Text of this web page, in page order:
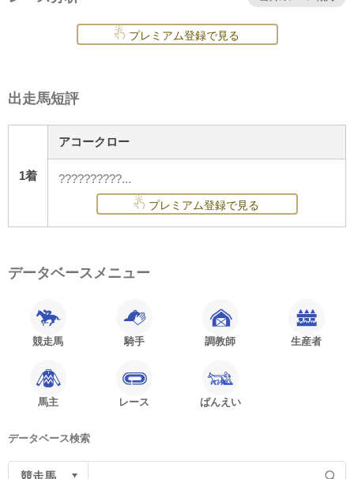
プレミアム登録で見る
出走馬短評
1着
アコークロー
??????????...
プレミアム登録で見る
データベースメニュー
競走馬 騎手 調教師 生産者
馬主 レース ばんえい
データベース検索